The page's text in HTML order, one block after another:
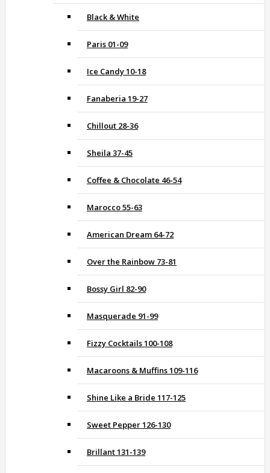
Black & White
Paris 01-09
Ice Candy 10-18
Fanaberia 19-27
Chillout 28-36
Sheila 37-45
Coffee & Chocolate 46-54
Marocco 55-63
American Dream 64-72
Over the Rainbow 73-81
Bossy Girl 82-90
Masquerade 91-99
Fizzy Cocktails 100-108
Macaroons & Muffins 109-116
Shine Like a Bride 117-125
Sweet Pepper 126-130
Brillant 131-139